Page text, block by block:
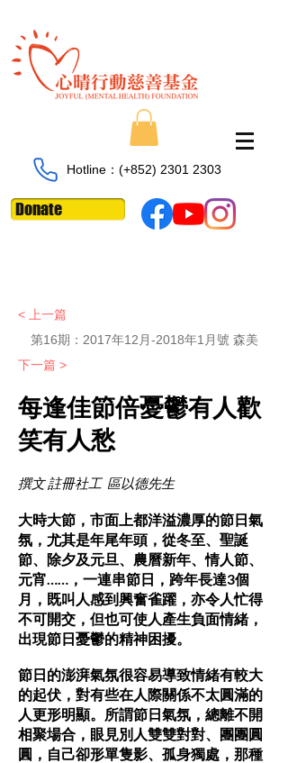
Hotline：​​(+852) 2301 2303
Donate
< 上一篇
第16期：2017年12月-2018年1月號 森美
下一篇 >
每逢佳節倍憂鬱有人歡
笑有人愁
撰文 註冊社工 區以德先生
大時大節，市面上都洋溢濃厚的節日氣
氛，尤其是年尾年頭，從冬至、聖誕
節、除夕及元旦、農曆新年、情人節、
元宵……，一連串節日，跨年長達3個
月，既叫人感到興奮雀躍，亦令人忙得
不可開交，但也可使人產生負面情緒，
出現節日憂鬱的精神困擾。
節日的澎湃氣氛很容易導致情緒有較大
的起伏，對有些在人際關係不太圓滿的
人更形明顯。所謂節日氣氛，總離不開
相聚場合，眼見別人雙雙對對、團團圓
圓，自己卻形單隻影、孤身獨處，那種